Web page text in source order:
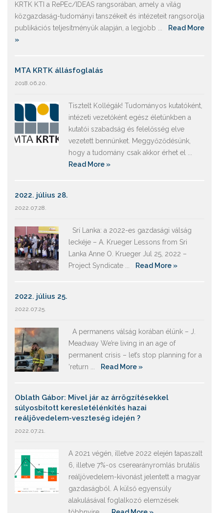
KRTK KTI a RePEc/IDEAS rangsorában, amely a világ
közgazdaság-tudományi tanszékeit és intézeteit rangsorolja
publikációs teljesítményük alapján, a legjobb ...
Read More
»
MTA KRTK állásfoglalás
2018.06.20.
Tisztelt Kollégák! Tudományos kutatóként,
intézeti vezetőként egész életünkben a
kutatói szabadság és felelősség elve
vezetett bennünket. Meggyőződésünk,
hogy a tudomány csak akkor érhet el ...
Read More »
2022. július 28.
2022.07.28.
Srí Lanka: a 2022-es gazdasági válság
leckéje – A. Krueger Lessons from Sri
Lanka Anne O. Krueger Jul 25, 2022 –
Project Syndicate ...
Read More »
2022. július 25.
2022.07.25.
A permanens válság korában élünk – J.
Meadway We’re living in an age of
permanent crisis – let’s stop planning for a
‘return ...
Read More »
Oblath Gábor: Mivel jár az árrögzítésekkel
súlyosbított keresletélénkítés hazai
reáljövedelem-veszteség idején ?
2022.07.21.
A 2021 végén, illetve 2022 elején tapaszalt
6, illetve 7%-os cserearányromlás brutális
reáljövedelem-kivonást jelentett a magyar
gazdaságból. A külső egyensúly
alakulásával foglalkozó elemzések